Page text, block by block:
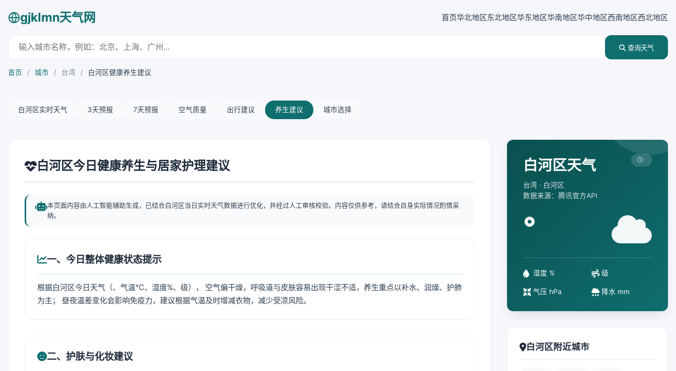
gjklmn天气网 首页华北地区东北地区华东地区华南地区华中地区西南地区西北地区
查询天气
首页 / 城市 / 台湾 / 白河区健康养生建议
白河区实时天气 3天预报 7天预报 空气质量 出行建议 养生建议 城市选择
白河区今日健康养生与居家护理建议
本页面内容由人工智能辅助生成，已结合白河区当日实时天气数据进行优化，并经过人工审核校验。内容仅供参考，请结合自身实际情况酌情采
纳。
一、今日整体健康状态提示
根据白河区今日天气（、气温℃、湿度%、级）， 空气偏干燥，呼吸道与皮肤容易出现干涩不适，养生重点以补水、润燥、护肺
为主； 昼夜温差变化会影响免疫力，建议根据气温及时增减衣物，减少受凉风险。
二、护肤与化妆建议
白河区天气
台湾 · 白河区
数据来源：腾讯官方API
:
°
湿度 % 级
气压 hPa 降水 mm
白河区附近城市